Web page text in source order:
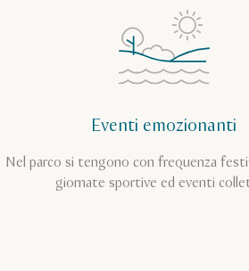
Eventi emozionanti
Nel parco si tengono con frequenza
giornate sportive ed eventi